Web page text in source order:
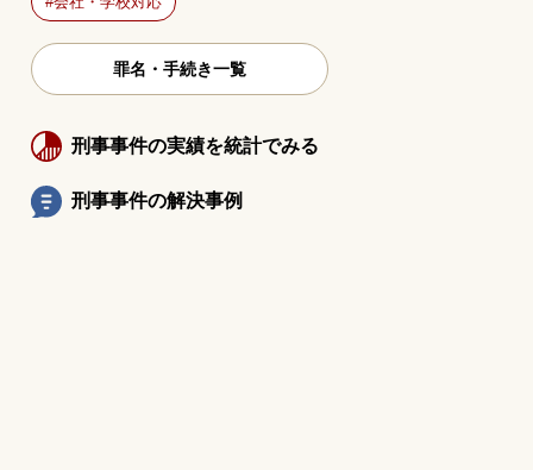
罪名・手続き一覧
刑事事件の実績を統計でみる
刑事事件の解決事例